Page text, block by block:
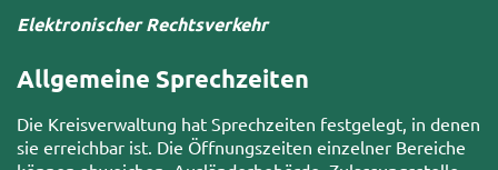
Elektronischer Rechtsverkehr
Allgemeine Sprechzeiten
Die Kreisverwaltung hat Sprechzeiten festgelegt, in denen
sie erreichbar ist. Die Öffnungszeiten einzelner Bereiche